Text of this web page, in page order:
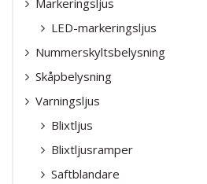
Markeringsljus
LED-markeringsljus
Nummerskyltsbelysning
Skåpbelysning
Varningsljus
Blixtljus
Blixtljusramper
Saftblandare